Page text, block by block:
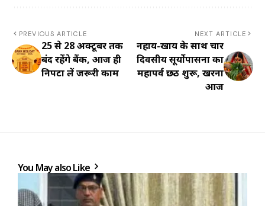
PREVIOUS ARTICLE
25 से 28 अक्टूबर तक
बंद रहेंगे बैंक, आज ही
निपटा लें जरूरी काम
NEXT ARTICLE
नहाय-खाय के साथ चार
दिवसीय सूर्योपासना का
महापर्व छठ शुरू, खरना
आज
You May also Like